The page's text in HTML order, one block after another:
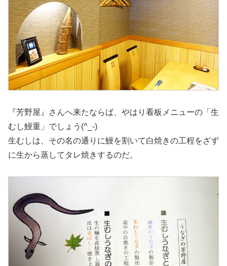
『芳野屋』さんへ来たならば、やはり看板メニューの「生
むし鰻重」でしょう(^_-)
生むしは、その名の通りに鰻を割いて白焼きの工程をざず
に生から蒸してタレ焼きするのだ。